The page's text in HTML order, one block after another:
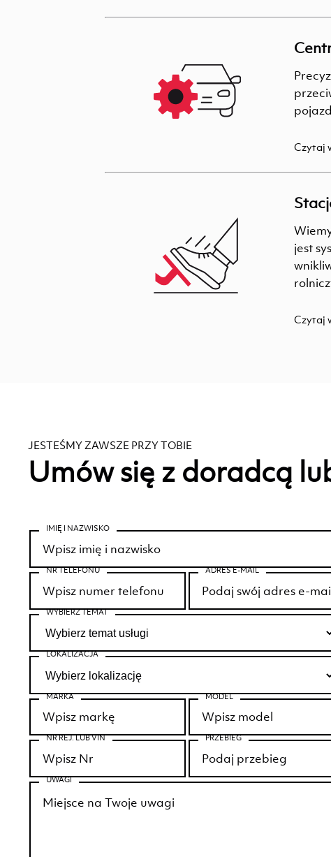
Czytaj
jest
Czytaj
JESTEŚMY ZAWSZE PRZY TOBIE
Umów się z doradcą
IMIĘ I NAZWISKO
NR TELEFONU ADRES E-MAIL
WYBIERZ TEMAT
LOKALIZACJA
MARKA MODEL
NR REJ. LUB VIN PRZEBIEG
UWAGI